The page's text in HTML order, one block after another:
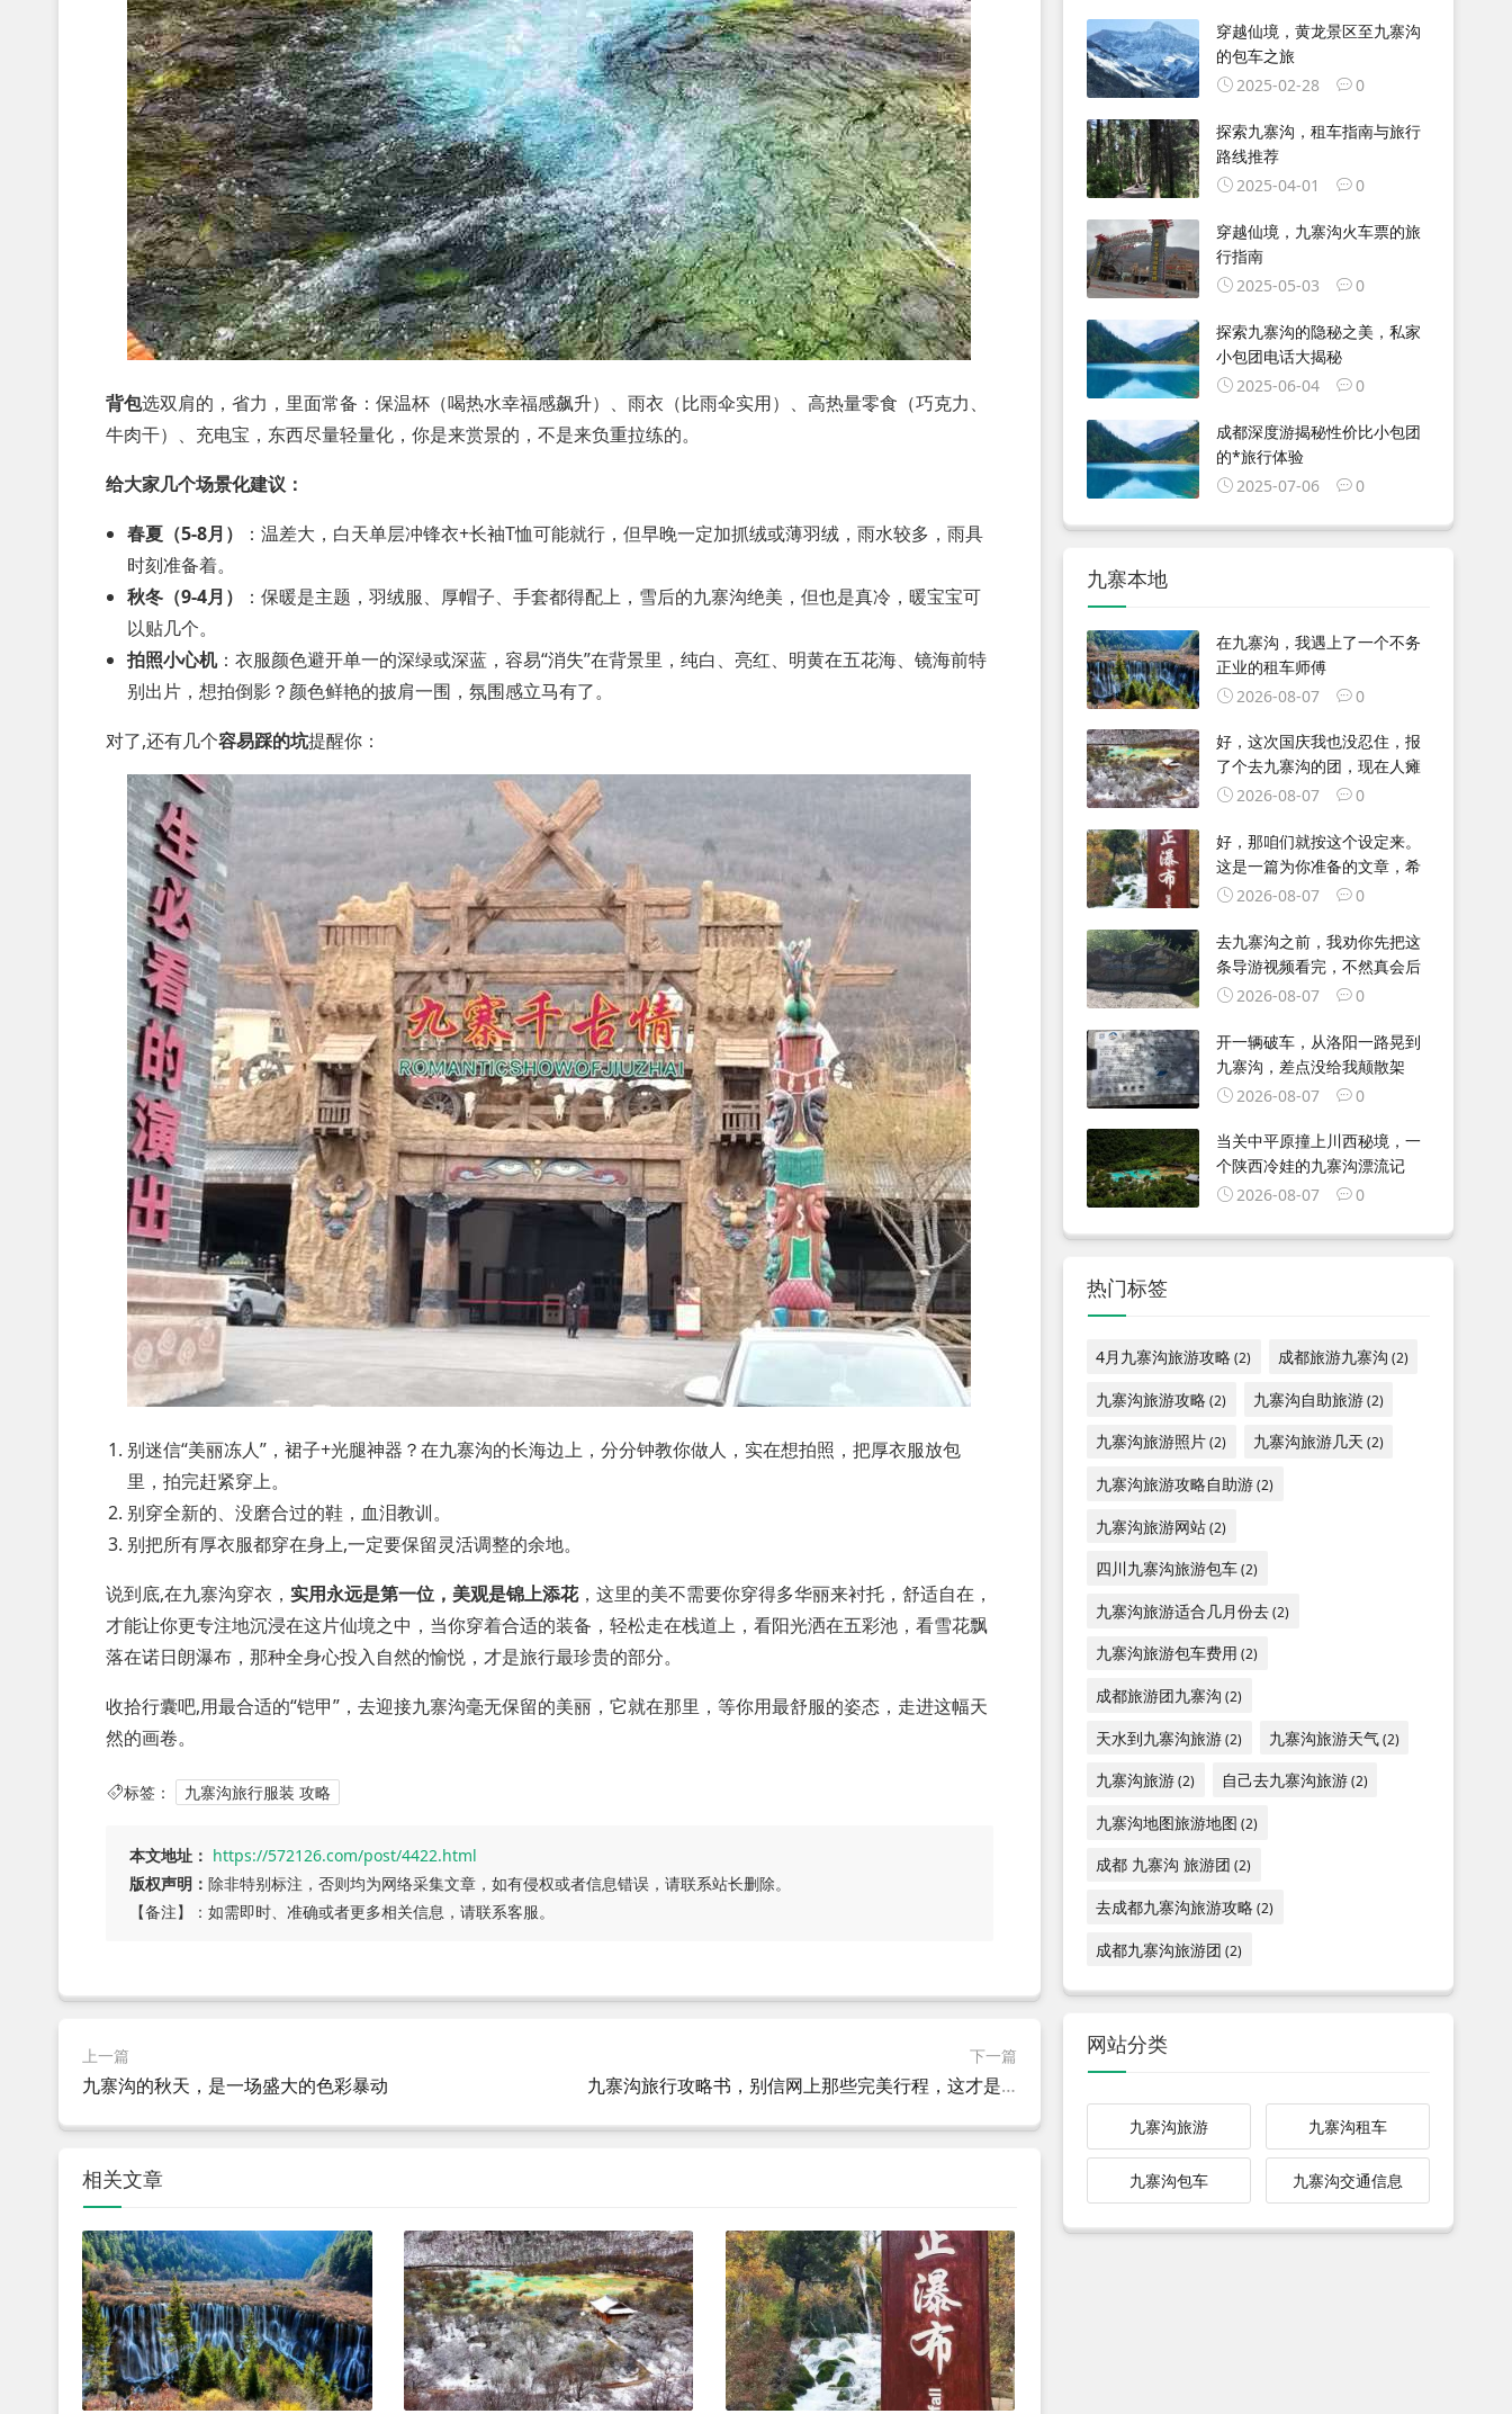
背包选双肩的，省力，里面常备：保温杯（喝热水幸福感飙升）、雨衣（比雨伞实用）、高热量零食（巧克力、
牛肉干）、充电宝，东西尽量轻量化，你是来赏景的，不是来负重拉练的。
给大家几个场景化建议：
春夏（5-8月）
：温差大，白天单层冲锋衣+长袖T恤可能就行，但早晚一定加抓绒或薄羽绒，雨水较多，雨具
时刻准备着。
秋冬（9-4月）
：保暖是主题，羽绒服、厚帽子、手套都得配上，雪后的九寨沟绝美，但也是真冷，暖宝宝可
以贴几个。
拍照小心机：衣服颜色避开单一的深绿或深蓝，容易“消失”在背景里，纯白、亮红、明黄在五花海、镜海前特
别出片，想拍倒影？颜色鲜艳的披肩一围，氛围感立马有了。
对了,还有几个容易踩的坑提醒你：
别迷信“美丽冻人”，裙子+光腿神器？在九寨沟的长海边上，分分钟教你做人，实在想拍照，把厚衣服放包
里，拍完赶紧穿上。
别穿全新的、没磨合过的鞋，血泪教训。
别把所有厚衣服都穿在身上,一定要保留灵活调整的余地。
说到底,在九寨沟穿衣， 实用永远是第一位，美观是锦上添花，这里的美不需要你穿得多华丽来衬托，舒适自在，
才能让你更专注地沉浸在这片仙境之中，当你穿着合适的装备，轻松走在栈道上，看阳光洒在五彩池，看雪花飘
落在诺日朗瀑布，那种全身心投入自然的愉悦，才是旅行最珍贵的部分。
收拾行囊吧,用最合适的“铠甲”，去迎接九寨沟毫无保留的美丽，它就在那里，等你用最舒服的姿态，走进这幅天
然的画卷。
标签： 九寨沟旅行服装 攻略
本文地址： https://572126.com/post/4422.html
版权声明： 除非特别标注，否则均为网络采集文章，如有侵权或者信息错误，请联系站长删除。
【备注】：如需即时、准确或者更多相关信息，请联系客服。
上一篇
九寨沟的秋天，是一场盛大的色彩暴动
下一篇
九寨沟旅行攻略书，别信网上那些完美行程，这才是真实玩法
相关文章
穿越仙境，黄龙景区至九寨沟
的包车之旅
2025-02-28
0
探索九寨沟，租车指南与旅行
路线推荐
2025-04-01
0
穿越仙境，九寨沟火车票的旅
行指南
2025-05-03
0
探索九寨沟的隐秘之美，私家
小包团电话大揭秘
2025-06-04
0
成都深度游揭秘性价比小包团
的*旅行体验
2025-07-06
0
九寨本地
在九寨沟，我遇上了一个不务
正业的租车师傅
2026-08-07
0
好，这次国庆我也没忍住，报
了个去九寨沟的团，现在人瘫
2026-08-07
0
好，那咱们就按这个设定来。
这是一篇为你准备的文章，希
2026-08-07
0
去九寨沟之前，我劝你先把这
条导游视频看完，不然真会后
2026-08-07
0
开一辆破车，从洛阳一路晃到
九寨沟，差点没给我颠散架
2026-08-07
0
当关中平原撞上川西秘境，一
个陕西冷娃的九寨沟漂流记
2026-08-07
0
热门标签
4月九寨沟旅游攻略(2) 成都旅游九寨沟 (2)
九寨沟旅游攻略(2) 九寨沟自助旅游(2)
九寨沟旅游照片(2) 九寨沟旅游几天 (2)
九寨沟旅游攻略自助游(2)
九寨沟旅游网站(2)
四川九寨沟旅游包车(2)
九寨沟旅游适合几月份去(2)
九寨沟旅游包车费用 (2)
成都旅游团九寨沟 (2)
天水到九寨沟旅游(2) 九寨沟旅游天气(2)
九寨沟旅游(2) 自己去九寨沟旅游(2)
九寨沟地图旅游地图 (2)
成都 九寨沟 旅游团 (2)
去成都九寨沟旅游攻略(2)
成都九寨沟旅游团 (2)
网站分类
九寨沟旅游 九寨沟租车
九寨沟包车 九寨沟交通信息